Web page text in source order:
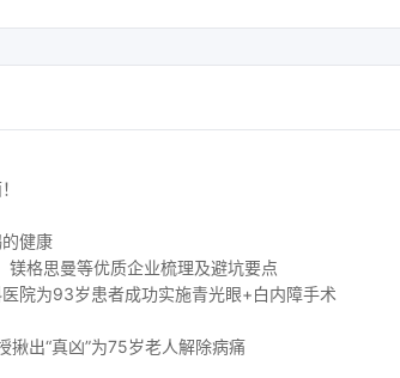
健康
格思曼等优质企业梳理及避坑要点
院为93岁患者成功实施青光眼+白内障手术
揪出“真凶”为75岁老人解除病痛